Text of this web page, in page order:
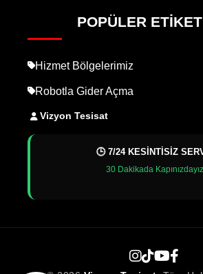
POPÜLER
Hizmet Bölgelerimiz
Robotla Gider Açma
Vizyon Tesisat
🕒 7/24 KESİNTİSİZ
30 Dakikada